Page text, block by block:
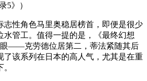
5》）
志性角色马里奥稳居榜首，即便是很少
水管工。值得一提的是，《最终幻想
眼——克劳德位居第二，蒂法紧随其后
了该系列在日本的高人气，尤其是在重